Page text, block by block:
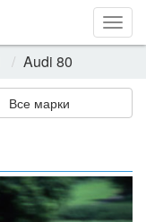
Audi 80
Все марки